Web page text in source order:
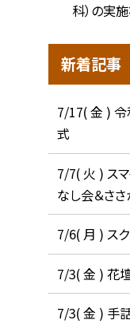
科）の実
新着記事
7/17( 金 )
式
7/7( 火 ) ス
なし会＆ささ
7/6( 月 ) ス
7/3( 金 ) 花
7/3( 金 ) 手